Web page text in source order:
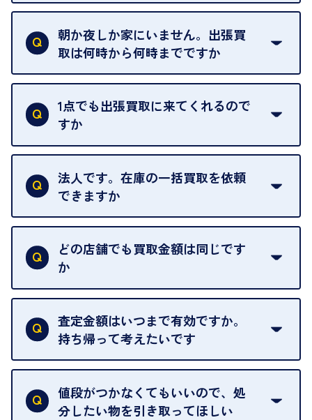
ご自宅以外での査定はお引き受けできません。ご指
定のお店や、ほかのお客様への迷惑となることが考
えられるためです。
朝か夜しか家にいません。出張買
取は何時から何時までですか
ご訪問可能時間は、10時から19時です。
ただし、お品物の種類や量によっては対応させてい
ただくことがあります。
1点でも出張買取に来てくれるので
すか
はい。1点でもお伺いします。
法人です。在庫の一括買取を依頼
できますか
はい。喜んで承ります。出張買取をご利用くださ
い。
ご指定の場所にお伺いします。
どの店舗でも買取金額は同じです
か
はい。全店舗一律です。
ただし、中古市場は日々変動するため、査定した日
によって査定額が変わることはございます。
査定金額はいつまで有効ですか。
持ち帰って考えたいです
査定額は当日限り有効です。
中古市場が日々変動するため、翌日には査定額が変
わることがございます。
値段がつかなくてもいいので、処
分したい物を引き取ってほしい